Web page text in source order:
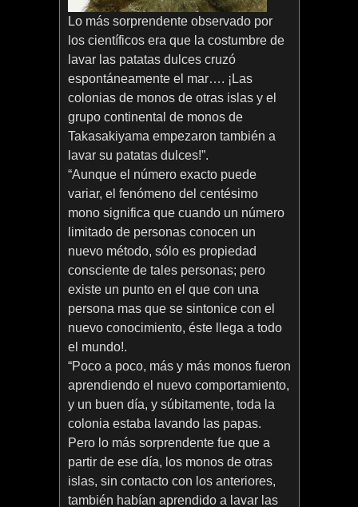
Lo más sorprendente observado por
los científicos era que la costumbre de
lavar las patatas dulces cruzó
espontáneamente el mar…. ¡Las
colonias de monos de otras islas y el
grupo continental de monos de
Takasakiyama empezaron también a
lavar su patatas dulces!”.
“Aunque el número exacto puede
variar, el fenómeno del centésimo
mono significa que cuando un número
limitado de personas conocen un
nuevo método, sólo es propiedad
consciente de tales personas; pero
existe un punto en el que con una
persona mas que se sintonice con el
nuevo conocimiento, éste llega a todo
el mundo!.
“Poco a poco, más y más monos fueron
aprendiendo el nuevo comportamiento,
y un buen día, y súbitamente, toda la
colonia estaba lavando las papas.
Pero lo más sorprendente fue que a
partir de ese día, los monos de otras
islas, sin contacto con los anteriores,
también habían aprendido a lavar las